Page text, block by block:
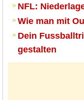
NFL:
Wie man mit
Dein
gestalten